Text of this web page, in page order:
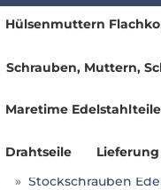
Hülsenmuttern
Schrauben, Muttern,
Maretime Edelstahlteile
Drahtseile
Stockschrauben